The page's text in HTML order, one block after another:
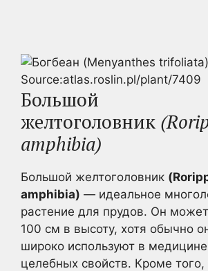
Source:atlas.roslin.pl/plant/7409
Большой
желтоголовник
amphibia)
Большой желтоголовник
amphibia) — идеальное
растение для прудов. Он
100 см в высоту, хотя обычно
широко используют в
целебных свойств. Кроме того,